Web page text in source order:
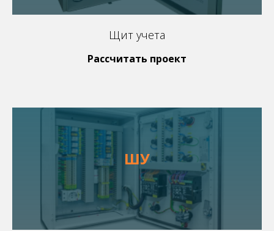
Щит учета
Рассчитать проект
ШУ